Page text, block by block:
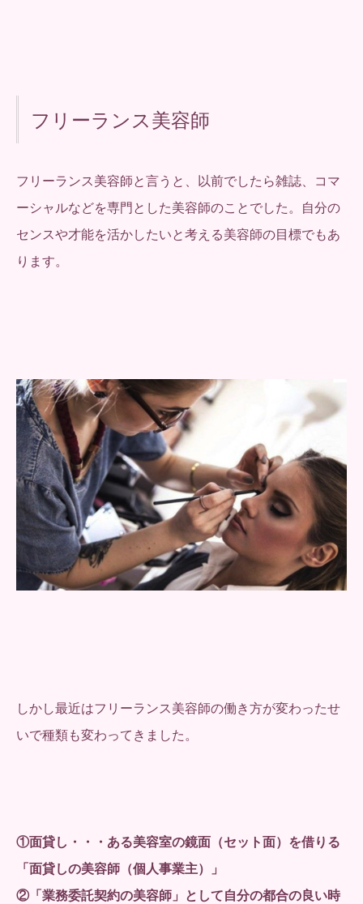
フリーランス美容師
フリーランス美容師と言うと、以前でしたら雑誌、コマ
ーシャルなどを専門とした美容師のことでした。自分の
センスや才能を活かしたいと考える美容師の目標でもあ
ります。
しかし最近はフリーランス美容師の働き方が変わったせ
いで種類も変わってきました。
①面貸し・・・ある美容室の鏡面（セット面）を借りる
「面貸しの美容師（個人事業主）」
②「業務委託契約の美容師」として自分の都合の良い時